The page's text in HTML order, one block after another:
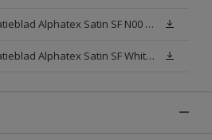
Veiligheidsinformatieblad Alphatex Satin SF N00 (MSDS)
Veiligheidsinformatieblad Alphatex Satin SF White (MSDS)